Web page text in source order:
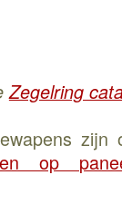
Zegelring
op